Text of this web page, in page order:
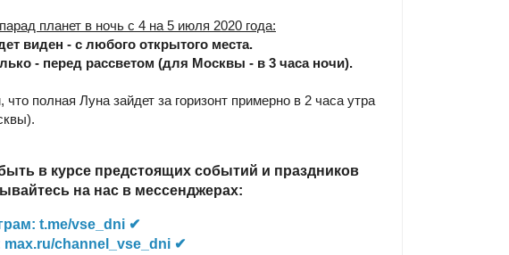
планет в ночь с 4 на 5 июля 2020 года:
виден - с любого открытого места.
- перед рассветом (для Москвы - в 3 часа ночи).
что полная Луна зайдет за горизонт примерно в 2 часа утра
в курсе предстоящих событий и праздников
на нас в мессенджерах:
t.me/vse_dni ✔
max.ru/channel_vse_dni ✔